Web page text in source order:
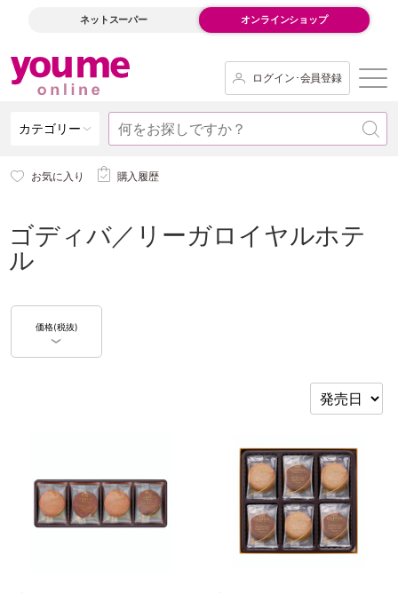
ネットスーパー オンラインショップ
ログイン･会員登録
カテゴリー
お気に入り 購入履歴
ゴディバ／リーガロイヤルホテ
ル
価格(税抜)